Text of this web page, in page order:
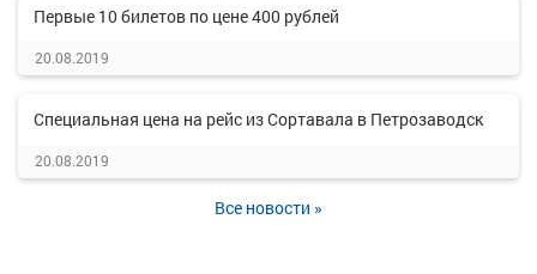
Первые 10 билетов по цене 400 рублей
20.08.2019
Специальная цена на рейс из Сортавала в Петрозаводск
20.08.2019
Все новости »